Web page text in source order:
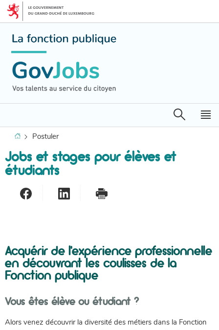
Aller
navigation
Aller
AccueilPostuler
Jobs et stages pour élèves et
étudiants
Partager sur Facebook- nouvelle fenêtre
Partager sur LinkedIn
Acquérir de l'expérience professionnelle
en découvrant les coulisses de la
Fonction publique
Vous êtes élève ou étudiant ?
Alors venez découvrir la diversité des métiers dans la Fonction